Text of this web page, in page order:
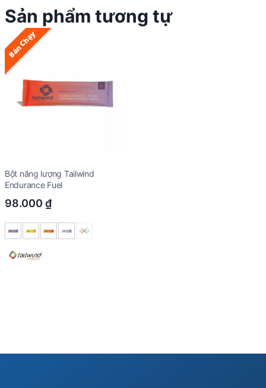
Sản phẩm tương tự
Bán Chạy
Bột năng lượng Tailwind
Endurance Fuel
98.000 ₫